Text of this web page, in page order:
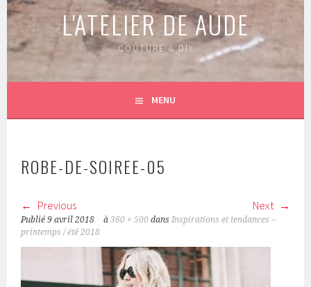
L'ATELIER DE AUDE
COUTURE & DIY
MENU
ROBE-DE-SOIREE-05
Previous Next
Publié9 avril 2018 à360 × 500 dans Inspirations et tendances –
printemps / été 2018